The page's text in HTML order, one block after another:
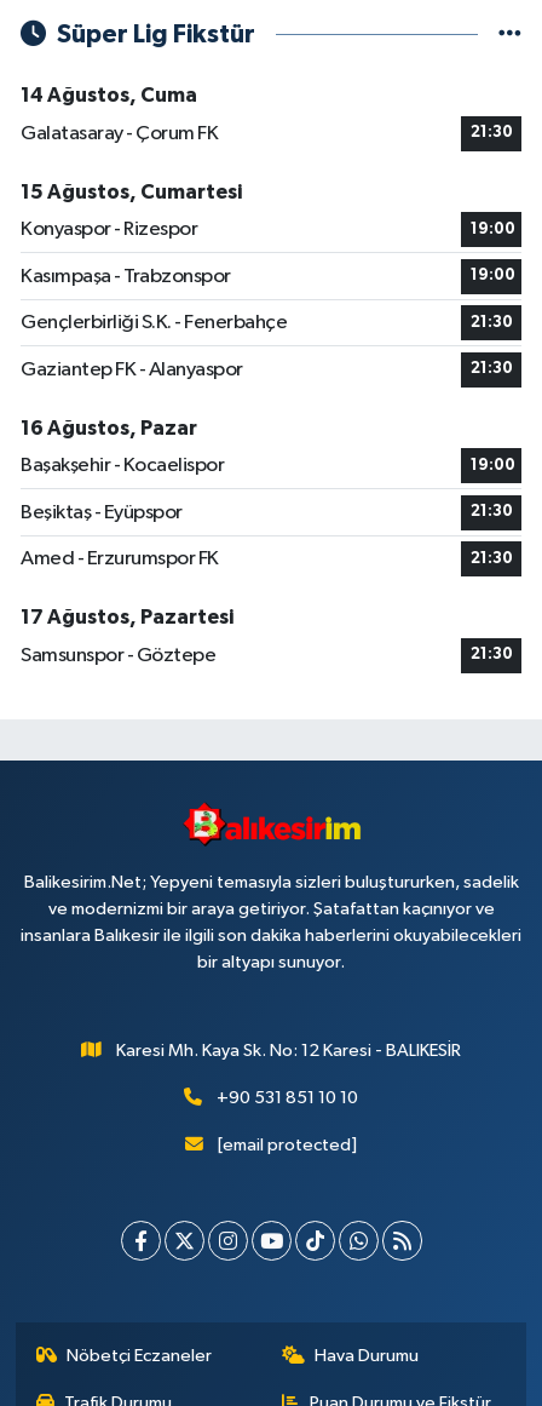
Süper Lig Fikstür
14 Ağustos, Cuma
Galatasaray - Çorum FK
21:30
15 Ağustos, Cumartesi
Konyaspor - Rizespor
19:00
Kasımpaşa - Trabzonspor 19:00
Gençlerbirliği S.K. - Fenerbahçe 21:30
Gaziantep FK - Alanyaspor 21:30
16 Ağustos, Pazar
Başakşehir - Kocaelispor
19:00
Beşiktaş - Eyüpspor 21:30
Amed - Erzurumspor FK 21:30
17 Ağustos, Pazartesi
Samsunspor - Göztepe
21:30
Balikesirim.Net; Yepyeni temasıyla sizleri buluştururken, sadelik
ve modernizmi bir araya getiriyor. Şatafattan kaçınıyor ve
insanlara Balıkesir ile ilgili son dakika haberlerini okuyabilecekleri
bir altyapı sunuyor.
Karesi Mh. Kaya Sk. No: 12 Karesi - BALIKESİR
+90 531 851 10 10
[email protected]
Nöbetçi Eczaneler Hava Durumu